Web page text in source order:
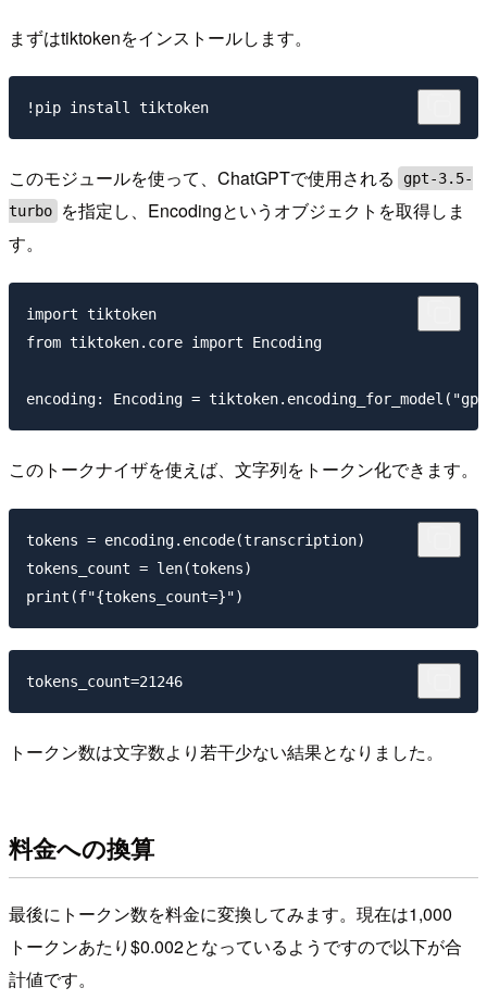
まずはtiktokenをインストールします。
このモジュールを使って、ChatGPTで使用される
gpt-3.5-
turbo
を指定し、Encodingというオブジェクトを取得しま
す。
import tiktoken
from tiktoken.core import Encoding
このトークナイザを使えば、文字列をトークン化できます。
tokens = encoding.encode(transcription)
tokens_count = len(tokens)
トークン数は文字数より若干少ない結果となりました。
料金への換算
最後にトークン数を料金に変換してみます。現在は1,000
トークンあたり$0.002となっているようですので以下が合
計値です。